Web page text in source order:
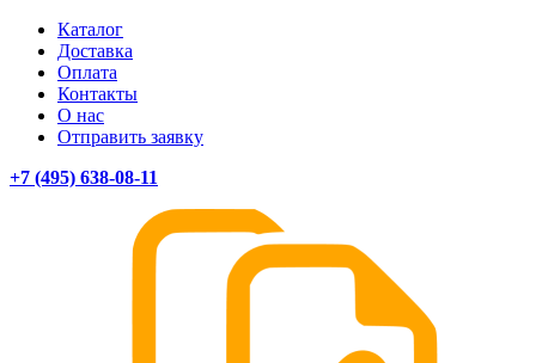
Каталог
Доставка
Оплата
Контакты
О нас
Отправить заявку
+7 (495) 638-08-11